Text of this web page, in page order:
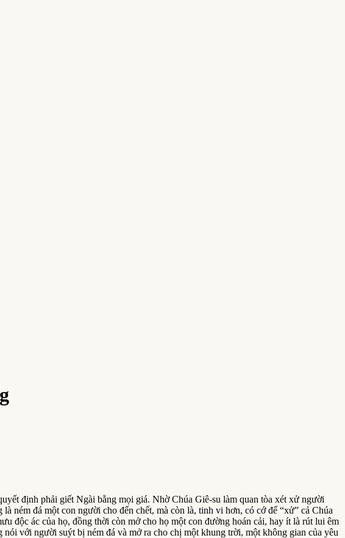
định phải giết Ngài bằng mọi giá. Nhờ Chúa Giê-su làm quan tòa xét xử người
ném đá một con người cho đến chết, mà còn là, tinh vi hơn, có cớ để “xử” cả Chúa
độc ác của họ, đồng thời còn mở cho họ một con đường hoán cải, hay ít là rút lui êm
với người suýt bị ném đá và mở ra cho chị một khung trời, một không gian của yêu